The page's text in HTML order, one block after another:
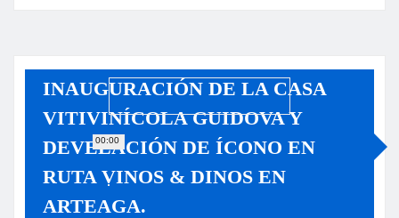
00:00
INAUGURACIÓN DE LA CASA
VITIVINÍCOLA GUIDOVA Y
DEVELACIÓN DE ÍCONO EN
RUTA VINOS & DINOS EN
ARTEAGA.